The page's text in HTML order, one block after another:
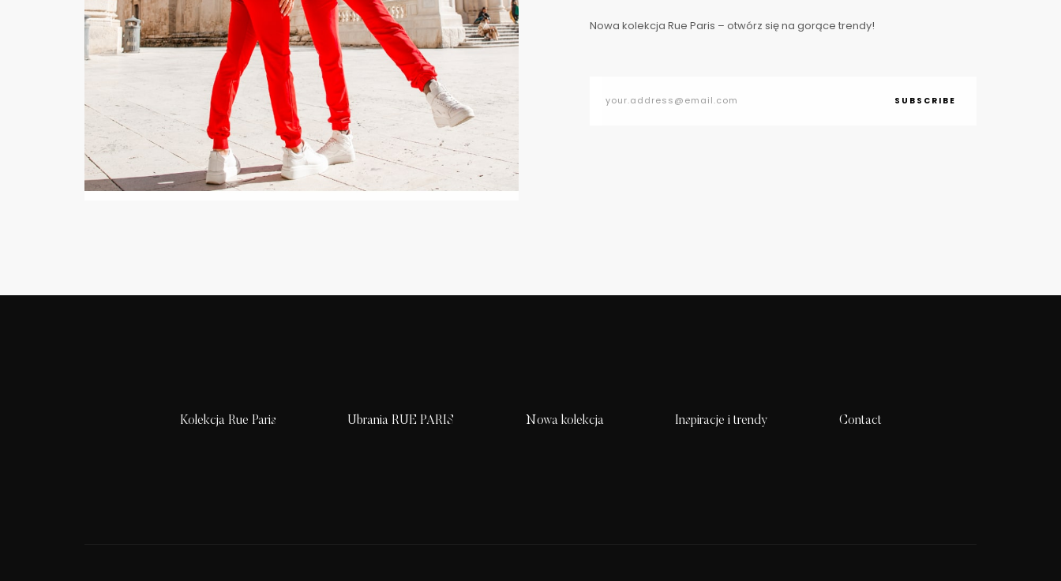
Nowa kolekcja Rue Paris – otwórz się na gorące trendy!
SUBSCRIBE
Kolekcja Rue Paris Ubrania RUE PARIS Nowa kolekcja Inspiracje i trendy Contact